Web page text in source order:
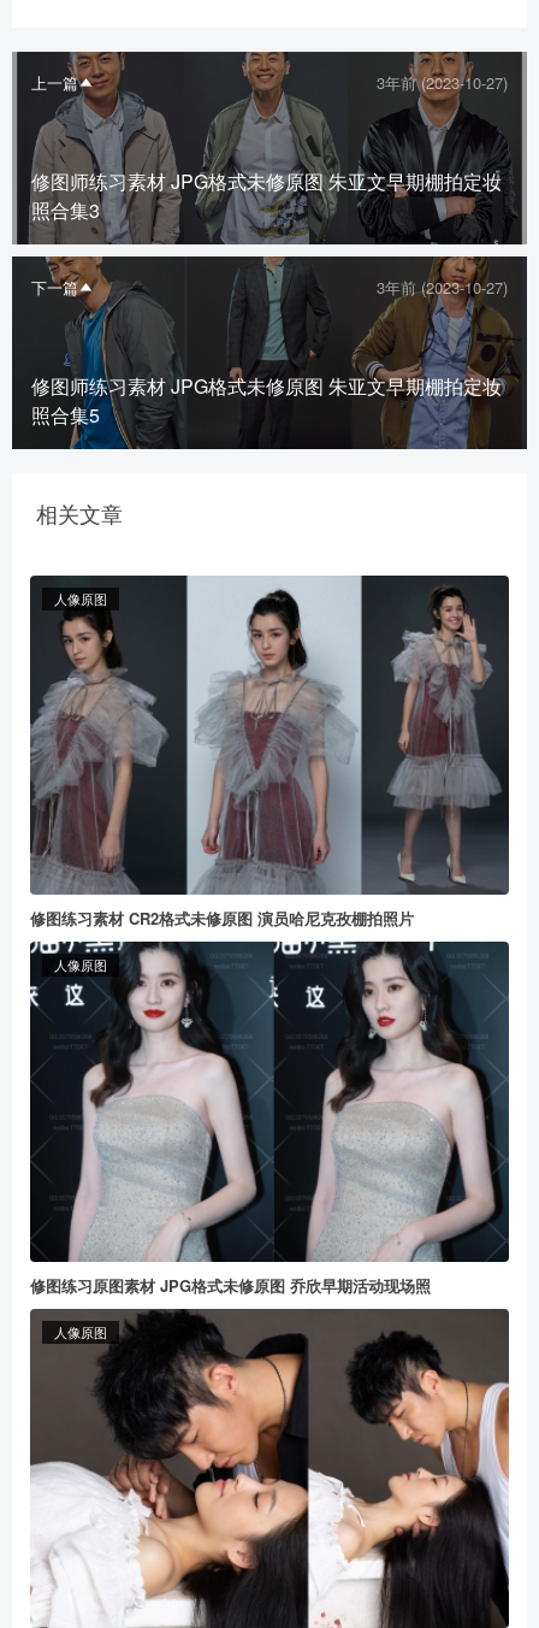
上一篇 3年前 (2023-10-27)
修图师练习素材 JPG格式未修原图 朱亚文早期棚拍定妆
照合集3
下一篇 3年前 (2023-10-27)
修图师练习素材 JPG格式未修原图 朱亚文早期棚拍定妆
照合集5
相关文章
人像原图
修图练习素材 CR2格式未修原图 演员哈尼克孜棚拍照片
人像原图
修图练习原图素材 JPG格式未修原图 乔欣早期活动现场照
人像原图